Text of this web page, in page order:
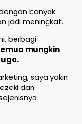
banyak
jadi meningkat.
berbagi
mungkin
saya yakin
dan